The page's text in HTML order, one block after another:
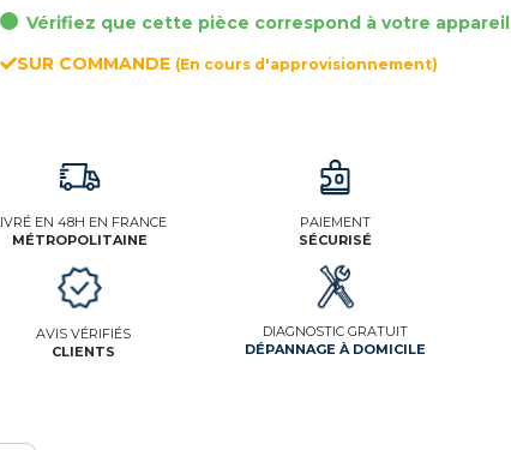
Vérifiez que cette pièce correspond à votre appareil
SUR COMMANDE (En cours d'approvisionnement)
EN 48H EN FRANCE
MÉTROPOLITAINE
PAIEMENT
SÉCURISÉ
AVIS VÉRIFIÉS
CLIENTS
DIAGNOSTIC GRATUIT
DÉPANNAGE À DOMICILE